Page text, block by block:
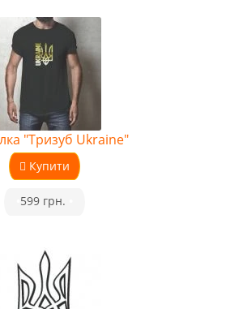
"Тризуб Ukraine"
Купити
599 грн.